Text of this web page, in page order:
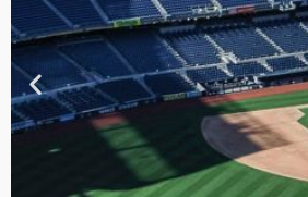
TOUR DE
CONTRASTES